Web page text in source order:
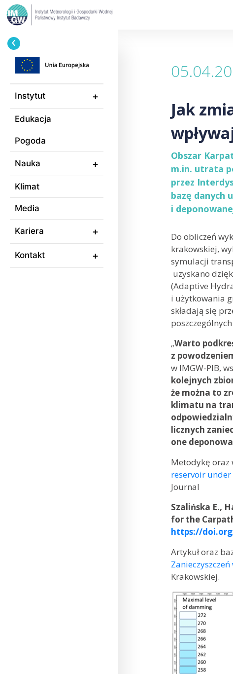
Przejdź
do
treści
Instytut
Edukacja
Pogoda
Nauka
Klimat
Media
Kariera
Kontakt
Jak
Obszar
m.in. utrata
przez
bazę danych
i
Do obliczeń
krakowskiej,
symulacji
uzyskano
(Adaptive
i użytkowania
składają się
„Warto
z
w IMGW-PIB,
kolejnych
że można to
klimatu na
licznych
one
Metodykę oraz
reservoir
Journal
Szalińska E.,
for the
https://
Artykuł oraz
Krakowskiej.